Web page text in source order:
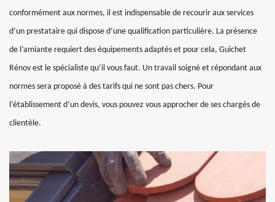
conformément aux normes, il est indispensable de recourir aux services
d’un prestataire qui dispose d’une qualification particulière. La présence
de l’amiante requiert des équipements adaptés et pour cela, Guichet
Rénov est le spécialiste qu’il vous faut. Un travail soigné et répondant aux
normes sera proposé à des tarifs qui ne sont pas chers. Pour
l’établissement d’un devis, vous pouvez vous approcher de ses chargés de
clientèle.